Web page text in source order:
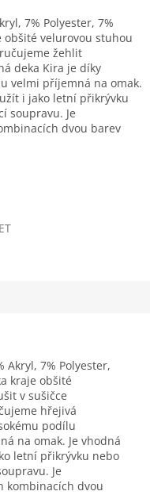
7% Polyester, 7%
obšité velurovou stuhou
žehlit
deka Kira je díky
velmi příjemná na omak.
i jako letní přikrývku
soupravu. Je
dvou barev
Akryl, 7% Polyester,
kraje obšité
v sušičce
hřejivá
podílu
na omak. Je vhodná
letní přikrývku nebo
Je
kombinacích dvou